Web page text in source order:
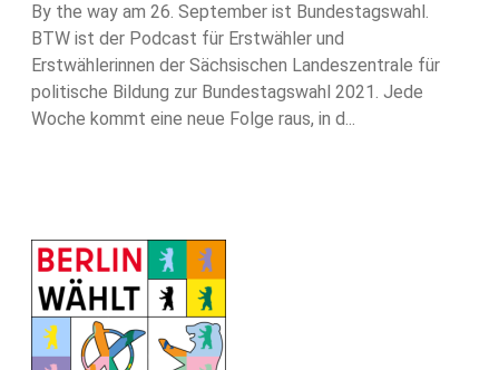
By the way am 26. September ist Bundestagswahl.
BTW ist der Podcast für Erstwähler und
Erstwählerinnen der Sächsischen Landeszentrale für
politische Bildung zur Bundestagswahl 2021. Jede
Woche kommt eine neue Folge raus, in d...